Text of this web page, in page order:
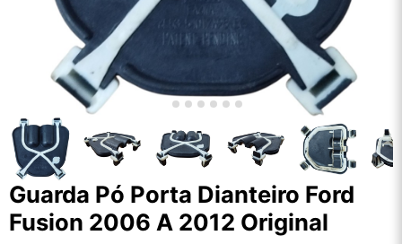
Guarda Pó Porta Dianteiro Ford
Fusion 2006 A 2012 Original